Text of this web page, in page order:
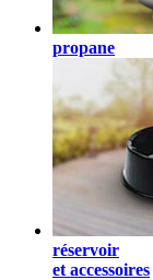
propane
réservoir
et accessoires